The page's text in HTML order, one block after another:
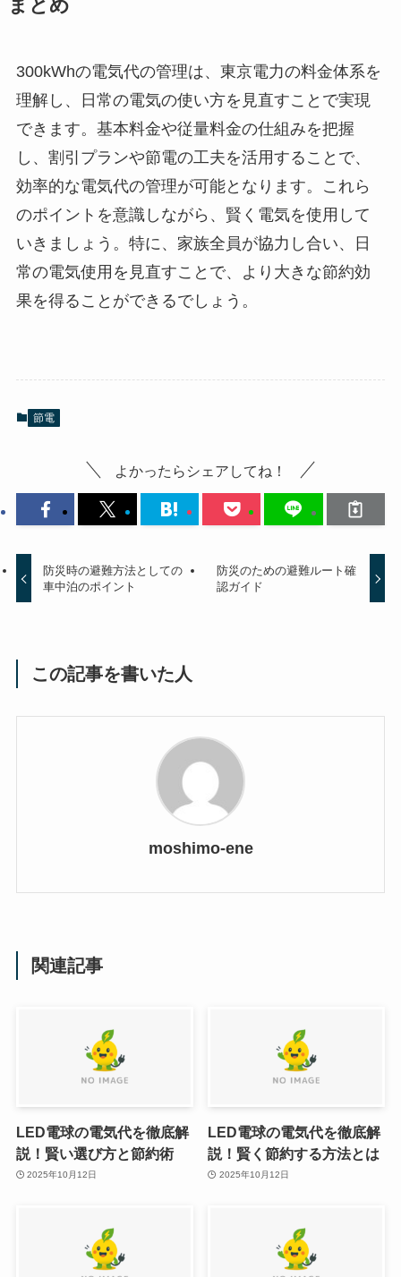
まとめ
300kWhの電気代の管理は、東京電力の料金体系を
理解し、日常の電気の使い方を見直すことで実現
できます。基本料金や従量料金の仕組みを把握
し、割引プランや節電の工夫を活用することで、
効率的な電気代の管理が可能となります。これら
のポイントを意識しながら、賢く電気を使用して
いきましょう。特に、家族全員が協力し合い、日
常の電気使用を見直すことで、より大きな節約効
果を得ることができるでしょう。
節電
よかったらシェアしてね！
防災時の避難方法としての
車中泊のポイント
防災のための避難ルート確
認ガイド
この記事を書いた人
moshimo-ene
関連記事
LED電球の電気代を徹底解
説！賢い選び方と節約術
2025年10月12日
LED電球の電気代を徹底解
説！賢く節約する方法とは
2025年10月12日